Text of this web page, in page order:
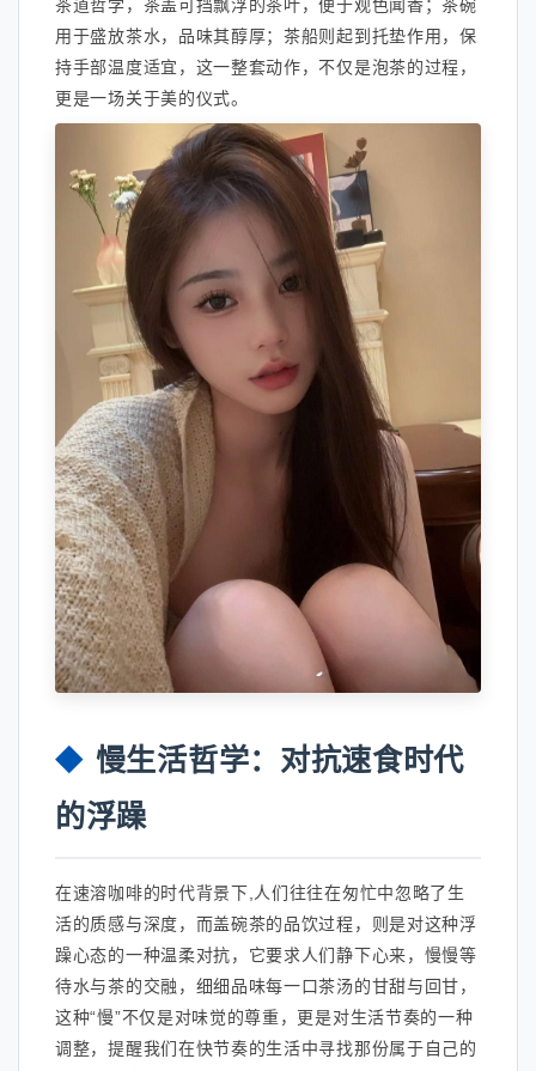
茶道哲学，茶盖可挡飘浮的茶叶，便于观色闻香；茶碗
用于盛放茶水，品味其醇厚；茶船则起到托垫作用，保
持手部温度适宜，这一整套动作，不仅是泡茶的过程，
更是一场关于美的仪式。
慢生活哲学：对抗速食时代
的浮躁
在速溶咖啡的时代背景下,人们往往在匆忙中忽略了生
活的质感与深度，而盖碗茶的品饮过程，则是对这种浮
躁心态的一种温柔对抗，它要求人们静下心来，慢慢等
待水与茶的交融，细细品味每一口茶汤的甘甜与回甘，
这种“慢”不仅是对味觉的尊重，更是对生活节奏的一种
调整，提醒我们在快节奏的生活中寻找那份属于自己的